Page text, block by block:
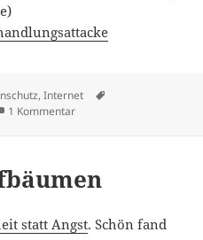
,Internet
1 Kommentarzu Die TLS
statt Angst. Schön fand